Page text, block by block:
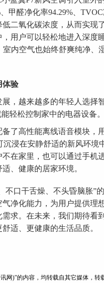
甲醛净化率94.29%、
二氧化碳浓度，从而实现
用户可以轻松地进入深度
内空气也始终舒爽纯净、
体验
越来越多的年轻人选择
轻松控制家中的电器设备。
高性能离线语音模块，
沉浸在安静舒适的新风环境
在家里，也可以通过手机
、健康的居家环境。
口干舌燥、不头昏脑胀”
净化能力，为用户提供理
求。在未来，我们期待看
适、更健康的生活品质。
网)”的内容，均转载自其它媒体，